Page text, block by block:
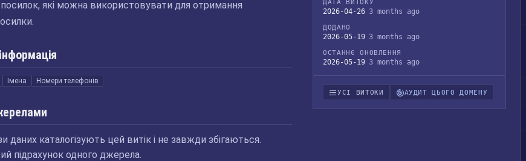
які можна використовувати для отримання
Імена Номери телефонів
даних каталогізують цей витік і не завжди збігаються.
підрахунок одного джерела.
ДАТА ВИТОКУ
2026-04-26 3 months ago
ДОДАНО
2026-05-19 3 months ago
ОСТАННЄ ОНОВЛЕННЯ
2026-05-19 3 months ago
УСІ ВИТОКИ АУДИТ ЦЬОГО ДОМЕНУ